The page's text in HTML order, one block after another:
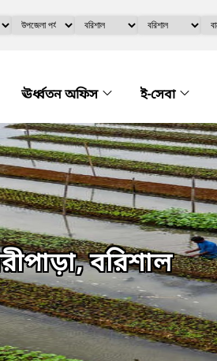
ঊর্ধ্বতন অফিস ই-সেবা
বরিশাল